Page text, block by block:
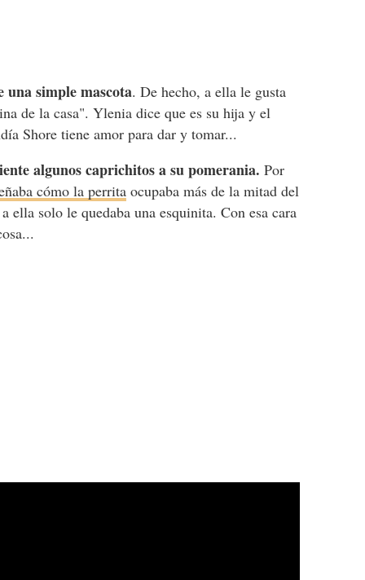
una simple mascota. De hecho, a ella le gusta
de la casa". Ylenia dice que es su hija y el
Shore tiene amor para dar y tomar...
algunos caprichitos a su pomerania. Por
cómo la perrita ocupaba más de la mitad del
ella solo le quedaba una esquinita. Con esa cara